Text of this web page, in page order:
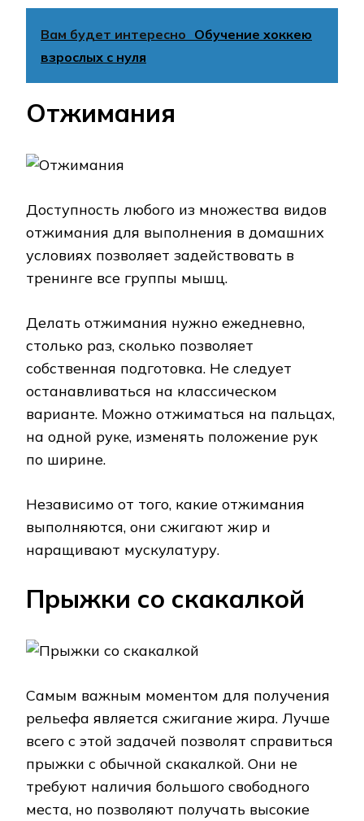
Вам будет интересно Обучение хоккею
взрослых с нуля
Отжимания
Доступность любого из множества видов
отжимания для выполнения в домашних
условиях позволяет задействовать в
тренинге все группы мышц.
Делать отжимания нужно ежедневно,
столько раз, сколько позволяет
собственная подготовка. Не следует
останавливаться на классическом
варианте. Можно отжиматься на пальцах,
на одной руке, изменять положение рук
по ширине.
Независимо от того, какие отжимания
выполняются, они сжигают жир и
наращивают мускулатуру.
Прыжки со скакалкой
Самым важным моментом для получения
рельефа является сжигание жира. Лучше
всего с этой задачей позволят справиться
прыжки с обычной скакалкой. Они не
требуют наличия большого свободного
места, но позволяют получать высокие